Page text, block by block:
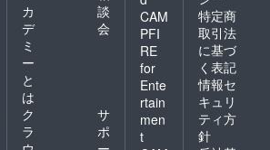
カ
デ
ミ
ー
と
は
談
会
ク
ラ
サ
ポ
CAM
PFI
RE
for
Ente
rtain
men
t
特定商
取引法
に基づ
く表記
情報セ
キュリ
ティ方
針